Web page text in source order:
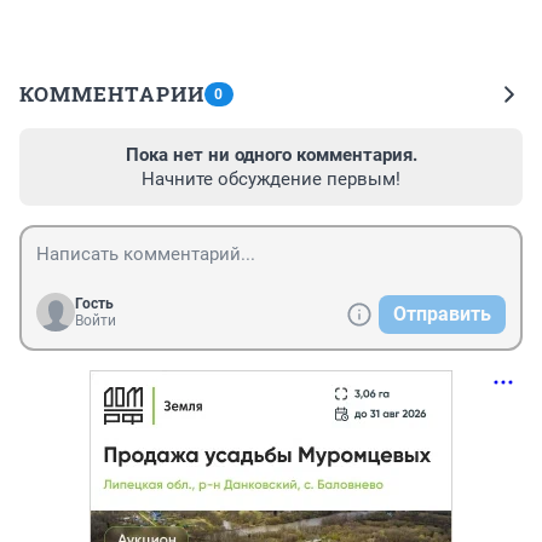
КОММЕНТАРИИ 0
Пока нет ни одного комментария.
Начните обсуждение первым!
Гость
Войти
Отправить